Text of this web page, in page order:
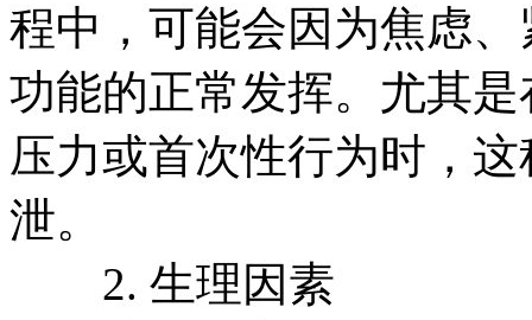
程中，可能会因为焦虑
功能的正常发挥。尤其
压力或首次性行为时，
泄。
2. 生理因素